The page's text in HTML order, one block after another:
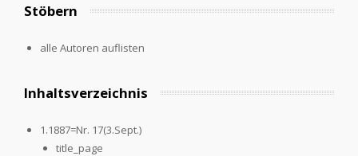
Stöbern
alle Autoren auflisten
Inhaltsverzeichnis
1.1887=Nr. 17(3.Sept.)
title_page